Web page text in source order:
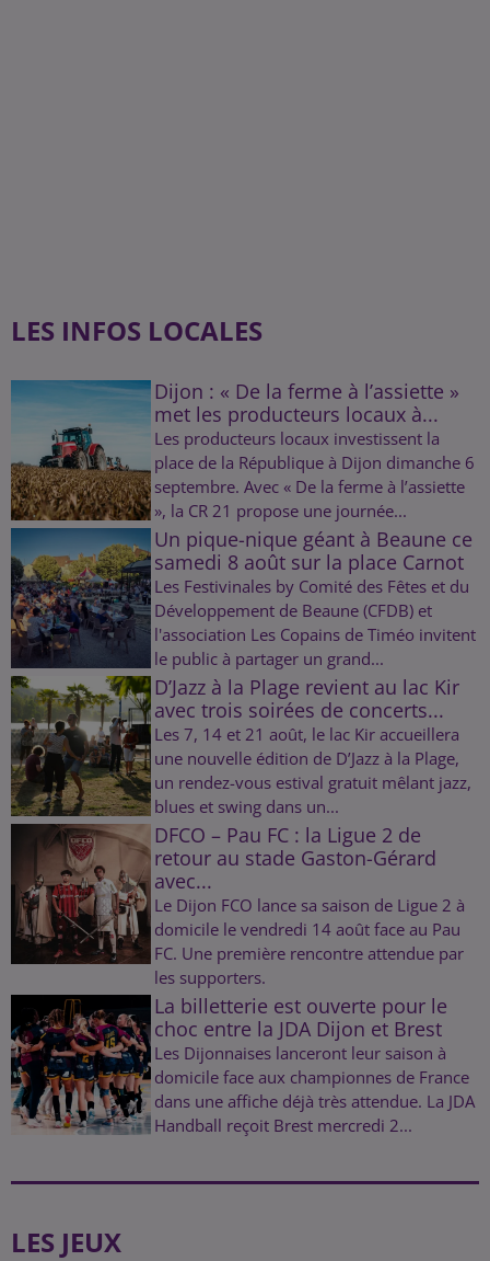
LES INFOS LOCALES
Dijon : « De la ferme à l’assiette »
met les producteurs locaux à...
Les producteurs locaux investissent la
place de la République à Dijon dimanche 6
septembre. Avec « De la ferme à l’assiette
», la CR 21 propose une journée...
Un pique-nique géant à Beaune ce
samedi 8 août sur la place Carnot
Les Festivinales by Comité des Fêtes et du
Développement de Beaune (CFDB) et
l'association Les Copains de Timéo invitent
le public à partager un grand...
D’Jazz à la Plage revient au lac Kir
avec trois soirées de concerts...
Les 7, 14 et 21 août, le lac Kir accueillera
une nouvelle édition de D’Jazz à la Plage,
un rendez-vous estival gratuit mêlant jazz,
blues et swing dans un...
DFCO – Pau FC : la Ligue 2 de
retour au stade Gaston-Gérard
avec...
Le Dijon FCO lance sa saison de Ligue 2 à
domicile le vendredi 14 août face au Pau
FC. Une première rencontre attendue par
les supporters.
La billetterie est ouverte pour le
choc entre la JDA Dijon et Brest
Les Dijonnaises lanceront leur saison à
domicile face aux championnes de France
dans une affiche déjà très attendue. La JDA
Handball reçoit Brest mercredi 2...
LES JEUX